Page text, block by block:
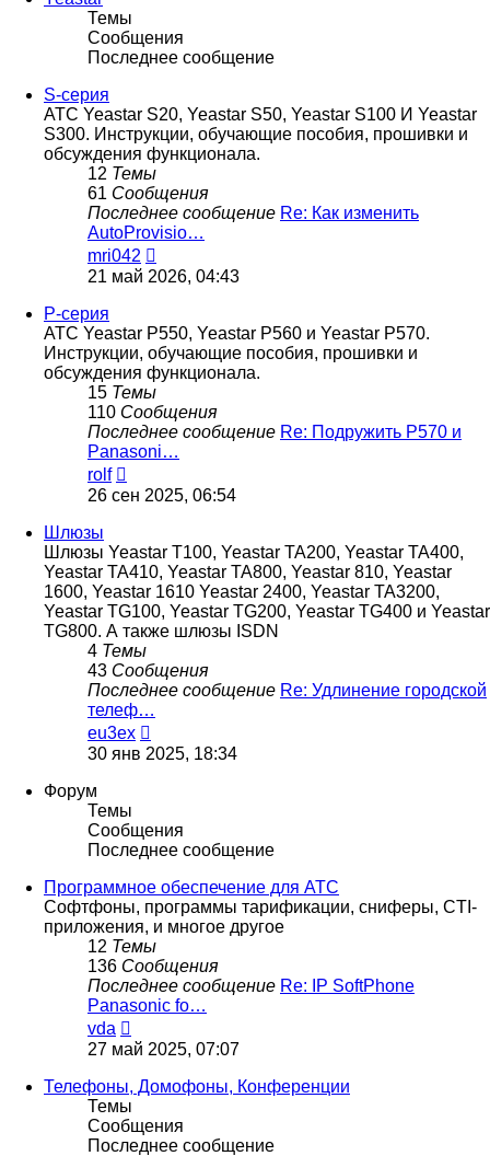
Темы
Сообщения
Последнее сообщение
S-серия
АТС Yeastar S20, Yeastar S50, Yeastar S100 И Yeastar
S300. Инструкции, обучающие пособия, прошивки и
обсуждения функционала.
12 Темы
61 Сообщения
Последнее сообщение Re: Как изменить
AutoProvisio…
mri042
к
последнему
21 май 2026, 04:43
P-серия
АТС Yeastar P550, Yeastar P560 и Yeastar P570.
Инструкции, обучающие пособия, прошивки и
обсуждения функционала.
15 Темы
110 Сообщения
Последнее сообщение Re: Подружить P570 и
Panasoni…
rolf
к
последнему
26 сен 2025, 06:54
Шлюзы
Шлюзы Yeastar T100, Yeastar TA200, Yeastar TA400,
Yeastar TA410, Yeastar TA800, Yeastar 810, Yeastar
1600, Yeastar 1610 Yeastar 2400, Yeastar TA3200,
Yeastar TG100, Yeastar TG200, Yeastar TG400 и Yeastar
TG800. А также шлюзы ISDN
4 Темы
43 Сообщения
Последнее сообщение Re: Удлинение городской
телеф…
eu3ex
к
последнему
30 янв 2025, 18:34
Форум
Темы
Сообщения
Последнее сообщение
Программное обеспечение для АТС
Софтфоны, программы тарификации, сниферы, CTI-
приложения, и многое другое
12 Темы
136 Сообщения
Последнее сообщение Re: IP SoftPhone
Panasonic fo…
vda
к
последнему
сообщению
27 май 2025, 07:07
Телефоны, Домофоны, Конференции
Темы
Сообщения
Последнее сообщение